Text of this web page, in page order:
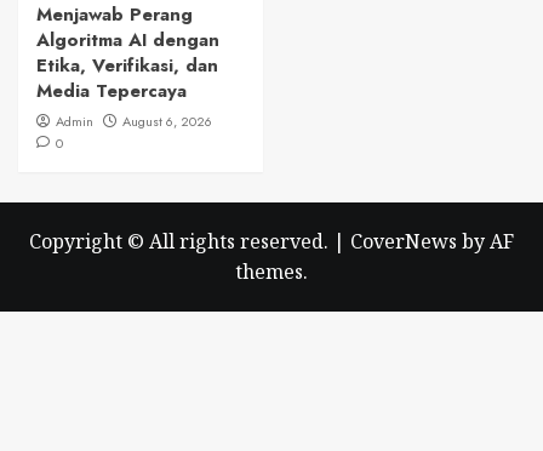
Menjawab Perang
Algoritma AI dengan
Etika, Verifikasi, dan
Media Tepercaya
Admin
August 6, 2026
0
Copyright © All rights reserved. | CoverNews by AF
themes.